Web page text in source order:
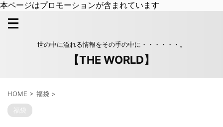
本ページはプロモーションが含まれています
世の中に溢れる情報をその手の中に・・・・・・。
【THE WORLD】
HOME > 福袋 >
福袋